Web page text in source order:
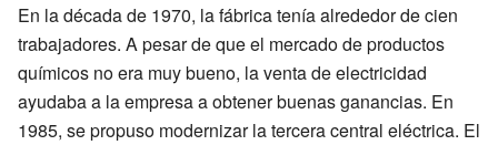
En la década de 1970, la fábrica tenía alrededor de cien
trabajadores. A pesar de que el mercado de productos
químicos no era muy bueno, la venta de electricidad
ayudaba a la empresa a obtener buenas ganancias. En
1985, se propuso modernizar la tercera central eléctrica. El